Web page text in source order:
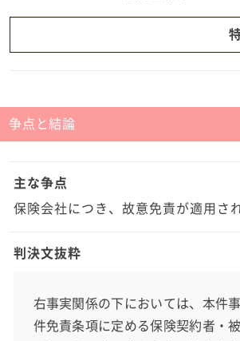
た。
争点と結論
主な争点
保険会社につき、故意免責が適用さ
判決文抜粋
右事実関係の下においては、本件
件免責条項に定める保険契約者・